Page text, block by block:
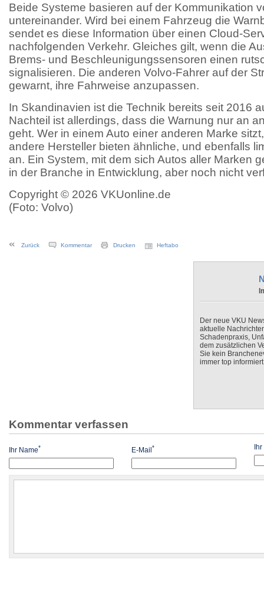
Beide Systeme basieren auf der Kommunikation
untereinander. Wird bei einem Fahrzeug die
sendet es diese Information über einen Cloud-
nachfolgenden Verkehr. Gleiches gilt, wenn die
Brems- und Beschleunigungssensoren einen
signalisieren. Die anderen Volvo-Fahrer auf der
gewarnt, ihre Fahrweise anzupassen.
In Skandinavien ist die Technik bereits seit 2016
Nachteil ist allerdings, dass die Warnung nur an
geht. Wer in einem Auto einer anderen Marke
andere Hersteller bieten ähnliche, und ebenfalls
an. Ein System, mit dem sich Autos aller Marken
in der Branche in Entwicklung, aber noch nicht
Copyright © 2026 VKUonline.de
(Foto: Volvo)
Zurück Kommentar Drucken Heftabo
Der neue VKU
aktuelle
Schadenpraxis,
dem zusätzlichen
Sie kein
immer top
Kommentar verfassen
Ihr Name* E-Mail* Ihr